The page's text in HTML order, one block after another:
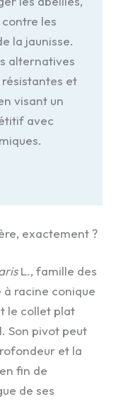
les
la jaunisse.
alternatives
et
visant un
avec
exactement ?
L., famille des
racine conique
le collet plat
Son pivot peut
et la
fin de
de ses